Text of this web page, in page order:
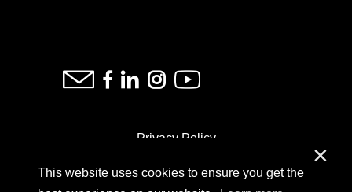
This website uses cookies to ensure you get the
✕
Privacy Policy